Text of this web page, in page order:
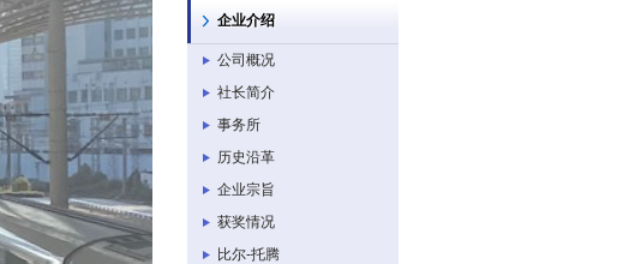
企业介绍
公司概况
社长简介
事务所
历史沿革
企业宗旨
获奖情况
比尔-托腾